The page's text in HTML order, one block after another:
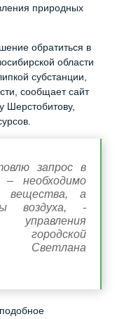
природных
обратиться в
области
субстанции,
сообщает сайт
Шерстобитову,
запрос в
– необходимо
вещества, а
воздуха, -
управления
городской